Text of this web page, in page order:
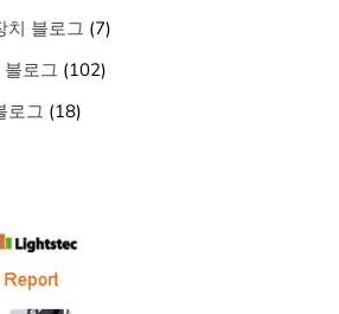
치 블로그 (7)
로그 (102)
로그 (18)